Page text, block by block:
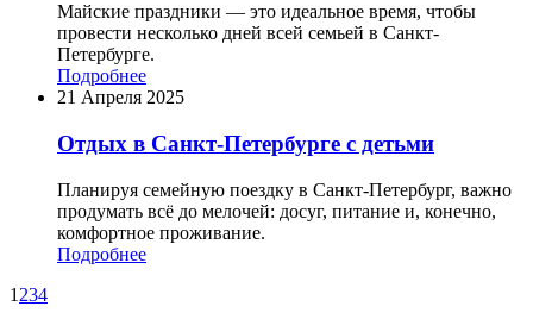
Майские праздники — это идеальное время, чтобы
провести несколько дней всей семьей в Санкт-
Петербурге.
Подробнее
21 Апреля 2025
Отдых в Санкт-Петербурге с детьми
Планируя семейную поездку в Санкт-Петербург, важно
продумать всё до мелочей: досуг, питание и, конечно,
комфортное проживание.
Подробнее
1 234